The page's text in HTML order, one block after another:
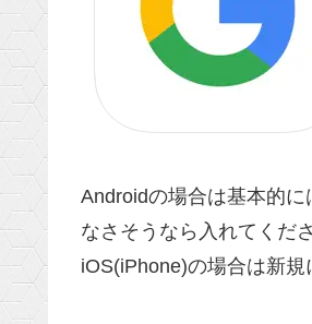
Androidの場合は基本的に
なさそうなら入れてくださ
iOS(iPhone)の場合は新規